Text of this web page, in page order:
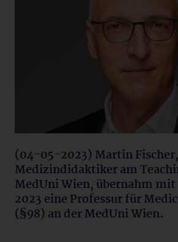
(04-05-2023) Martin Fischer,
Medizindidaktiker am
MedUni Wien, übernahm
2023 eine Professur für
(§98) an der MedUni Wien.